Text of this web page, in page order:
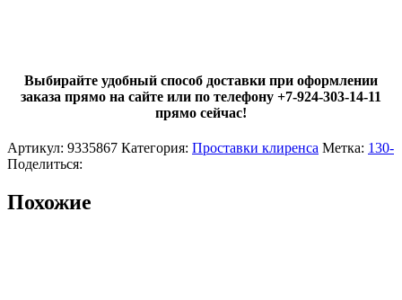
Выбирайте удобный способ доставки при оформлении
заказа прямо на сайте или по телефону +7-924-303-14-11
прямо сейчас!
Артикул: 9335867 Категория: Проставки клиренса Метка: 130-
Поделиться:
Похожие